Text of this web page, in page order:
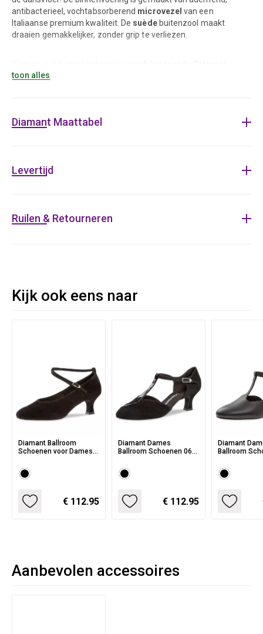
antibacterieel, vochtabsorberend microvezel van een
Italiaanse premium kwaliteit. De suèdebuitenzool maakt
draaien gemakkelijker, zonder grip te verliezen.
schoenborstel
Suede zool
toon alles
Diamant Maattabel
Levertijd
Ruilen & Retourneren
Kijk ook eens naar
Diamant Ballroom
Schoenen voor Dames
€ 112.95
Diamant Dames
Ballroom Schoenen 068-
€ 112.95
Diamant
Ballroom
Aanbevolen accessoires